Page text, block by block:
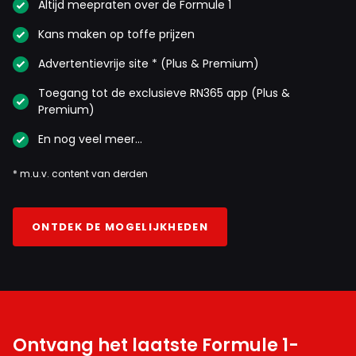
22 september 2025 14:24
wereldtitel te winnen, niet om achtste te worden in Baku."
Ik Jij
22 september 2025 14:50
Whahaha, inderdaad een mega steek onder water en
22 september 2025 15:06
Altijd meepraten over de Formule 1
Kans maken op toffe prijzen
Advertentievrije site * (Plus & Premium)
Toegang tot de exclusieve RN365 app (Plus &
Premium)
En nog veel meer…
* m.u.v. content van derden
ONTDEK DE MOGELIJKHEDEN
Ontvang het laatste Formule 1-